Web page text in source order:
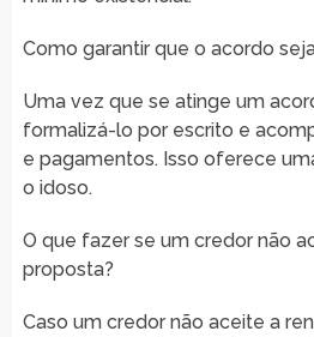
Como garantir que o acordo
Uma vez que se atinge um
formalizá-lo por escrito e
e pagamentos. Isso oferece
o idoso.
O que fazer se um credor não
proposta?
Caso um credor não aceite a